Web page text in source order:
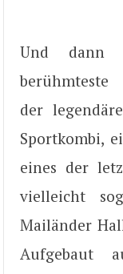
Und dann
der
Sportkombi,
eines der
vielleicht
Mailänder
Aufgebaut